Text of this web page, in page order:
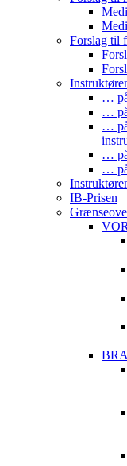
Forslag til
…
…
…
…
…
IB-Prisen